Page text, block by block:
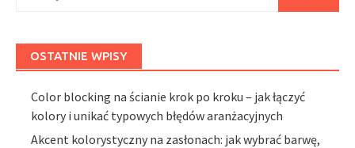
OSTATNIE WPISY
Color blocking na ścianie krok po kroku – jak łączyć
kolory i unikać typowych błędów aranżacyjnych
Akcent kolorystyczny na zasłonach: jak wybrać barwę,